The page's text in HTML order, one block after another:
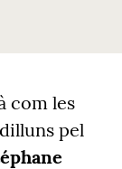
com les
pel